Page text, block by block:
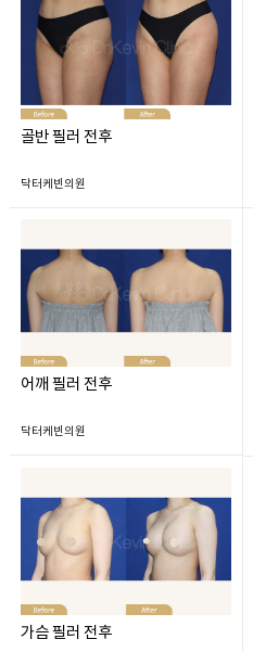
골반 필러 전후
닥터케빈의원
어깨 필러 전후
닥터케빈의원
가슴 필러 전후